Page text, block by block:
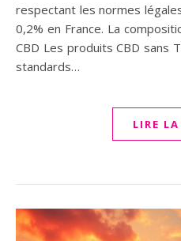
respectant les normes
0,2% en France. La
CBD Les produits CBD sans
standards…
LIRE